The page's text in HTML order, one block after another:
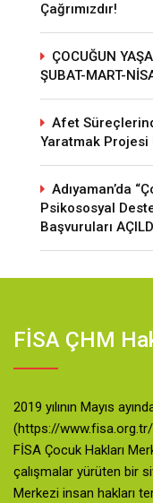
Çağrımızdır!
ÇOCUĞUN
ŞUBAT-MART-
Afet
Yaratmak Projesi
Adıyaman’da
Psikososyal
Başvuruları
FİSA ÇHM
2019 yılının Mayıs
(https://
FİSA Çocuk Hakları
çalışmalar yürüten bir
Merkezi insan hakları